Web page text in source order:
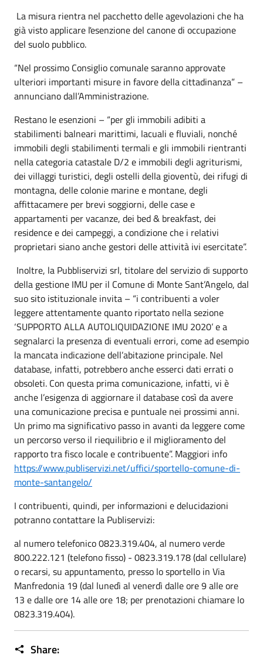
La misura rientra nel pacchetto delle agevolazioni che ha
già visto applicare ľesenzione del canone di occupazione
del suolo pubblico.
“Nel prossimo Consiglio comunale saranno approvate
ulteriori importanti misure in favore della cittadinanza” –
annunciano dall’Amministrazione.
Restano le esenzioni – “per gli immobili adibiti a
stabilimenti balneari marittimi, lacuali e fluviali, nonché
immobili degli stabilimenti termali e gli immobili rientranti
nella categoria catastale D/2 e immobili degli agriturismi,
dei villaggi turistici, degli ostelli della gioventù, dei rifugi di
montagna, delle colonie marine e montane, degli
affittacamere per brevi soggiorni, delle case e
appartamenti per vacanze, dei bed & breakfast, dei
residence e dei campeggi, a condizione che i relativi
proprietari siano anche gestori delle attività ivi esercitate”.
Inoltre, la Pubbliservizi srl, titolare del servizio di supporto
della gestione IMU per il Comune di Monte Sant’Angelo, dal
suo sito istituzionale invita – “i contribuenti a voler
leggere attentamente quanto riportato nella sezione
‘SUPPORTO ALLA AUTOLIQUIDAZIONE IMU 2020’ e a
segnalarci la presenza di eventuali errori, come ad esempio
la mancata indicazione dell’abitazione principale. Nel
database, infatti, potrebbero anche esserci dati errati o
obsoleti. Con questa prima comunicazione, infatti, vi è
anche l’esigenza di aggiornare il database così da avere
una comunicazione precisa e puntuale nei prossimi anni.
Un primo ma significativo passo in avanti da leggere come
un percorso verso il riequilibrio e il miglioramento del
rapporto tra fisco locale e contribuente”. Maggiori info
https://www.publiservizi.net/uffici/sportello-comune-di-
monte-santangelo/
I contribuenti, quindi, per informazioni e delucidazioni
potranno contattare la Publiservizi:
al numero telefonico 0823.319.404, al numero verde
800.222.121 (telefono fisso) - 0823.319.178 (dal cellulare)
o recarsi, su appuntamento, presso lo sportello in Via
Manfredonia 19 (dal lunedì al venerdì dalle ore 9 alle ore
13 e dalle ore 14 alle ore 18; per prenotazioni chiamare lo
0823.319.404).
Share: